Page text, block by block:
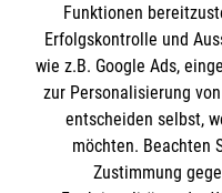
Internationale
Informationen
Kontakt
Impressum
Datenschutz
Malteser online
Funktionen
Erfolgskontrolle und
wie z.B. Google Ads,
zur Personalisierung
entscheiden selbst,
möchten. Beachten
Zustimmung